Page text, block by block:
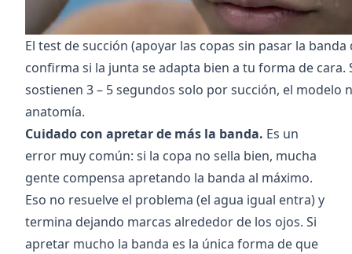
El test de succión (apoyar las copas sin pasar la banda
confirma si la junta se adapta bien a tu forma de cara.
sostienen 3 – 5 segundos solo por succión, el modelo
anatomía.
Cuidado con apretar de más la banda. Es un
error muy común: si la copa no sella bien, mucha
gente compensa apretando la banda al máximo.
Eso no resuelve el problema (el agua igual entra) y
termina dejando marcas alrededor de los ojos. Si
apretar mucho la banda es la única forma de que